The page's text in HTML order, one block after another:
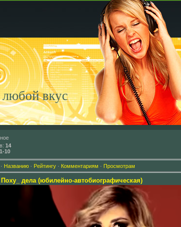
вкус
: 14
1-10
· Названию · Рейтингу · Комментариям · Просмотрам
дела (юбилейно-автобиографическая)